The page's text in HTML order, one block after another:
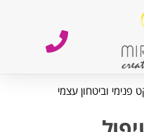
וביטחון עצמי